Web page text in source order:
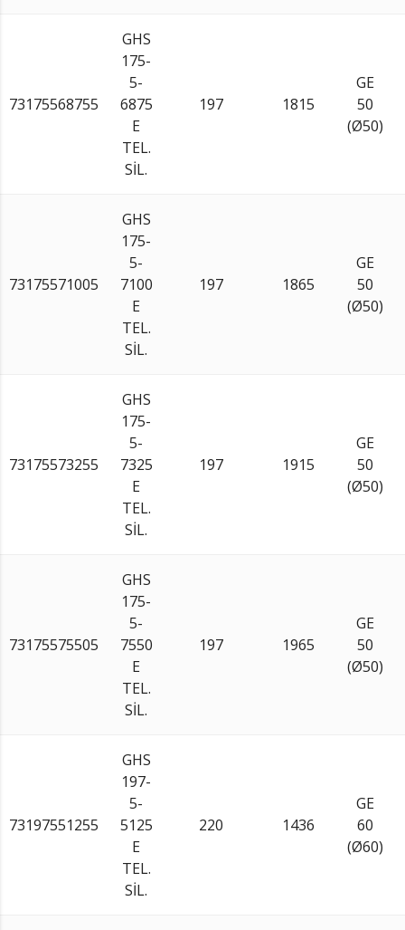
73175568755
GHS
175-
5-
6875
E
TEL.
SİL.
197 1815
GE
50
(Ø50)
73175571005
GHS
175-
5-
7100
E
TEL.
SİL.
197 1865
GE
50
(Ø50)
73175573255
GHS
175-
5-
7325
E
TEL.
SİL.
197 1915
GE
50
(Ø50)
73175575505
GHS
175-
5-
7550
E
TEL.
SİL.
197 1965
GE
50
(Ø50)
73197551255
GHS
197-
5-
5125
E
TEL.
SİL.
220 1436
GE
60
(Ø60)